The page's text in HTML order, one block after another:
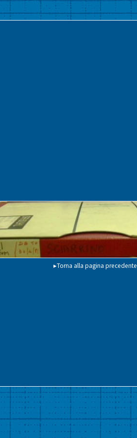
▸Torna alla pagina precedente